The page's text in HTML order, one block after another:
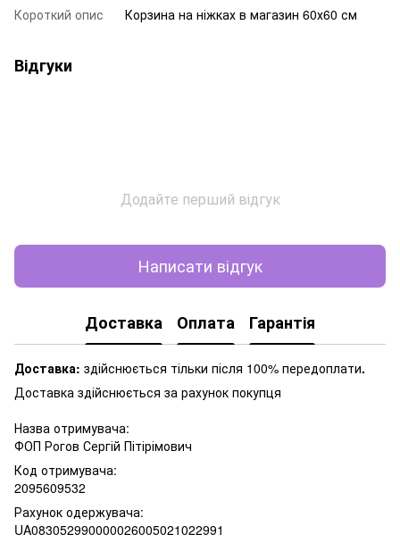
Короткий опис
Корзина на ніжках в магазин 60х60 см
Відгуки
Додайте перший відгук
Написати відгук
Доставка Оплата Гарантія
Доставка: здійснюється тільки після 100% передоплати.
Доставка здійснюється за рахунок покупця
Назва отримувача:
ФОП Рогов Сергій Пітірімович
Код отримувача:
2095609532
Рахунок одержувача:
UA083052990000026005021022991